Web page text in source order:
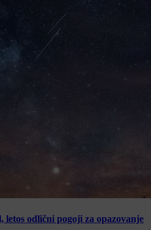
letos odlični pogoji za opazovanje